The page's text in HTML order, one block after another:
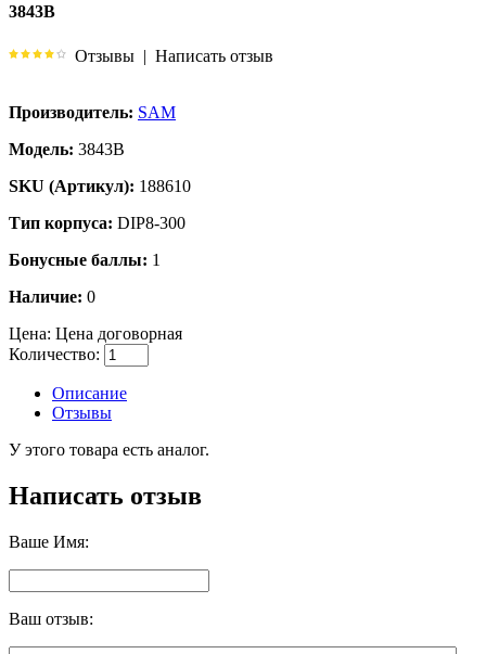
3843B
Отзывы | Написать отзыв
Производитель: SAM
Модель: 3843B
SKU (Артикул): 188610
Тип корпуса: DIP8-300
Бонусные баллы: 1
Наличие: 0
Цена: Цена договорная
Количество:
Описание
Отзывы
У этого товара есть аналог.
Написать отзыв
Ваше Имя:
Ваш отзыв: